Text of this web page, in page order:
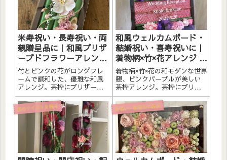
米寿祝い・長寿祝い・両
親贈呈品に｜和風プリザ
ーブドフラワーアレンジ
竹 茶枠ロング〈ピンク〉
文字入れ
竹とピンクの花がロングフレ
ームで調和した、優雅な和風
アレンジ。茶枠にプリザーブ
ドフラワーと素材をたっぷり
アレンジしました。アクリル
プレートへのメッセージ入れ
無料。自立するので壁かけで
も置き型でも飾れます。こん
な方へ米寿祝い（88歳）・長
寿の...
和風ウェルカムボード・
結婚祝い・喜寿祝いに｜
着物柄×竹×花アレンジ 茶
枠〈ピンクパープル〉文
字入れ
着物柄×竹×花の和モダンな世界
観、ピンクパープルが美しい
茶枠アレンジ。茶枠にプリザ
ーブドフラワーと素材をたっ
ぷりアレンジしました。アク
リルプレートへのメッセージ
入れ無料。自立するので壁か
けでも置き型でも飾れます。
こんな方へ和風ウェルカムボ
ー...
和のテイストを贈る お祝い・記念日に贈る